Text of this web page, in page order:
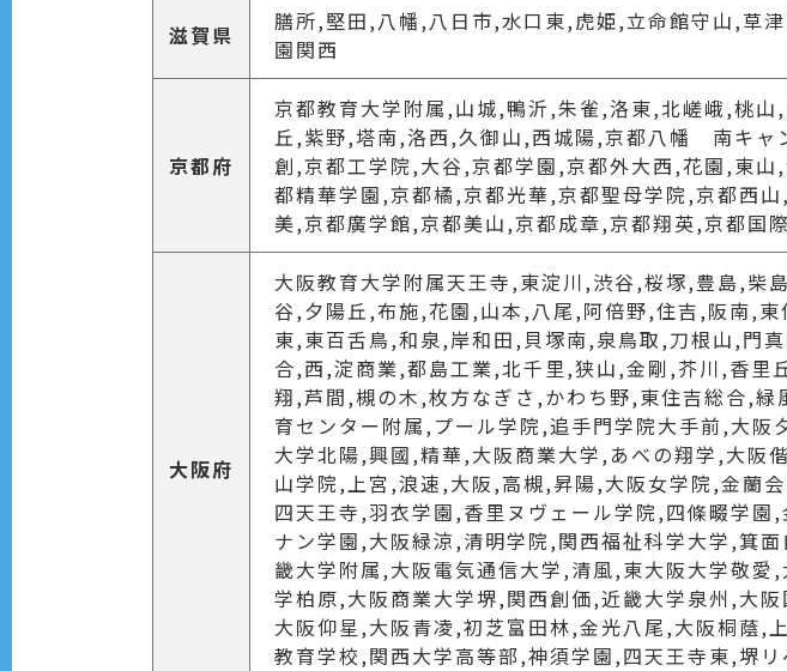
滋賀県
膳所,堅田,八幡,八日市,水口東,虎姫,立命館守山,草
園関西
京都府
京都教育大学附属,山城,鴨沂,朱雀,洛東,北嵯峨,桃
丘,紫野,塔南,洛西,久御山,西城陽,京都八幡 南キ
創,京都工学院,大谷,京都学園,京都外大西,花園,東
都精華学園,京都橘,京都光華,京都聖母学院,京都西
美,京都廣学館,京都美山,京都成章,京都翔英,京都国際
大阪府
大阪教育大学附属天王寺,東淀川,渋谷,桜塚,豊島,
谷,夕陽丘,布施,花園,山本,八尾,阿倍野,住吉,阪南,
東,東百舌鳥,和泉,岸和田,貝塚南,泉鳥取,刀根山,門
合,西,淀商業,都島工業,北千里,狭山,金剛,芥川,香里
翔,芦間,槻の木,枚方なぎさ,かわち野,東住吉総合,
育センター附属,プール学院,追手門学院大手前,大
大学北陽,興國,精華,大阪商業大学,あべの翔学,大阪
山学院,上宮,浪速,大阪,高槻,昇陽,大阪女学院,金蘭
四天王寺,羽衣学園,香里ヌヴェール学院,四條畷学
ナン学園,大阪緑涼,清明学院,関西福祉科学大学,箕
畿大学附属,大阪電気通信大学,清風,東大阪大学敬
学柏原,大阪商業大学堺,関西創価,近畿大学泉州,大
大阪仰星,大阪青凌,初芝富田林,金光八尾,大阪桐蔭,
教育学校,関西大学高等部,神須学園,四天王寺東,堺リ